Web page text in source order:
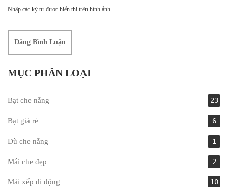
Nhập các ký tự được hiển thị trên hình ảnh.
MỤC PHÂN LOẠI
Bạt che nắng 23
Bạt giá rẻ 6
Dù che nắng 1
Mái che đẹp 2
Mái xếp di động 10